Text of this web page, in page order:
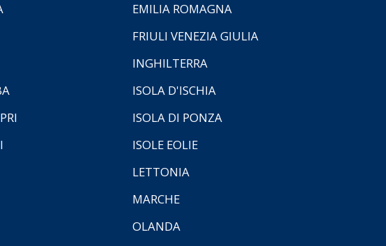
EMILIA ROMAGNA
FRIULI VENEZIA GIULIA
INGHILTERRA
ISOLA D'ISCHIA
ISOLA DI PONZA
ISOLE EOLIE
LETTONIA
MARCHE
OLANDA